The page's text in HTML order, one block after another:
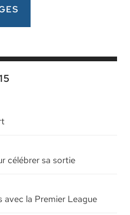
célébrer sa sortie
avec la Premier League